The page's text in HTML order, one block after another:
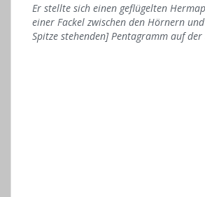
Er stellte sich einen geflügelten
einer Fackel zwischen den Hörnern
Spitze stehenden] Pentagramm auf der